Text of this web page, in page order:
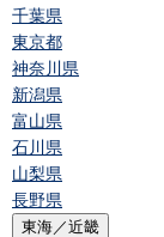
千葉県
東京都
神奈川県
新潟県
富山県
石川県
山梨県
長野県
東海／近畿